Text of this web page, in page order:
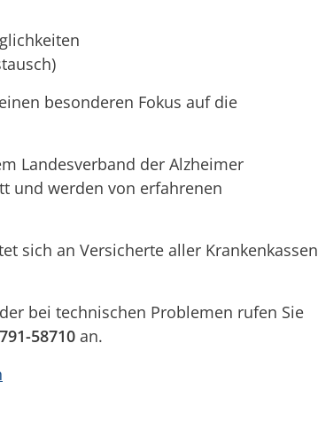
besonderen Fokus auf die
Landesverband der Alzheimer
und werden von erfahrenen
sich an Versicherte aller Krankenkassen
bei technischen Problemen rufen Sie
58710 an.